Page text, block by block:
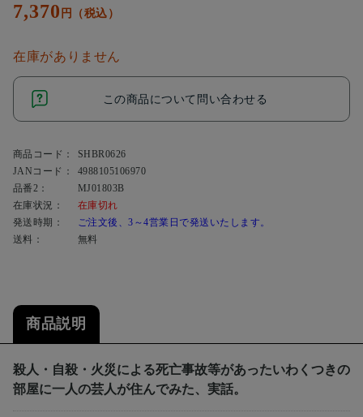
7,370 円（税込）
在庫がありません
この商品について問い合わせる
商品コード：
SHBR0626
JANコード：
4988105106970
品番2：
MJ01803B
在庫状況：
在庫切れ
発送時期：
ご注文後、3～4営業日で発送いたします。
送料：
無料
商品説明
殺人・自殺・火災による死亡事故等があったいわくつきの
部屋に一人の芸人が住んでみた、実話。